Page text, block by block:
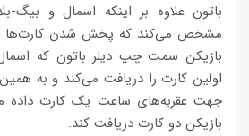
باتون علاوه بر اینکه اسمال و بیگ-
مشخص می‌کند که پخش شدن کارت‌ها
بازیکن سمت چپ دیلر باتون که
اولین کارت را دریافت می‌کند و به
جهت عقربه‌های ساعت یک کارت داده
بازیکن دو کارت دریافت کند.